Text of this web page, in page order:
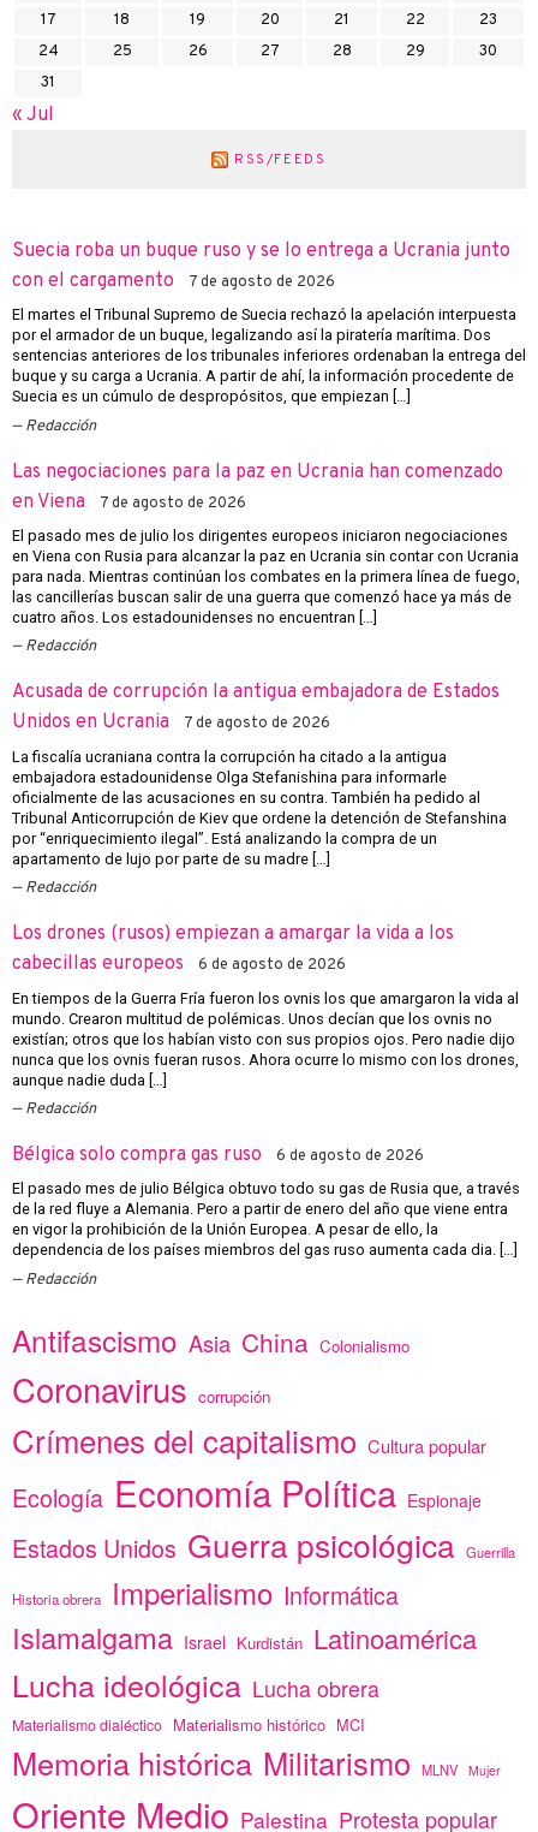
17
18 19 20 21 22
23
24
25 26 27 28 29
30
31
« Jul
RSS/FEEDS
Suecia roba un buque ruso y se lo entrega a Ucrania junto
con el cargamento
7 de agosto de 2026
El martes el Tribunal Supremo de Suecia rechazó la apelación interpuesta
por el armador de un buque, legalizando así la piratería marítima. Dos
sentencias anteriores de los tribunales inferiores ordenaban la entrega del
buque y su carga a Ucrania. A partir de ahí, la información procedente de
Suecia es un cúmulo de despropósitos, que empiezan […]
Redacción
Las negociaciones para la paz en Ucrania han comenzado
en Viena
7 de agosto de 2026
El pasado mes de julio los dirigentes europeos iniciaron negociaciones
en Viena con Rusia para alcanzar la paz en Ucrania sin contar con Ucrania
para nada. Mientras continúan los combates en la primera línea de fuego,
las cancillerías buscan salir de una guerra que comenzó hace ya más de
cuatro años. Los estadounidenses no encuentran […]
Redacción
Acusada de corrupción la antigua embajadora de Estados
Unidos en Ucrania
7 de agosto de 2026
La fiscalía ucraniana contra la corrupción ha citado a la antigua
embajadora estadounidense Olga Stefanishina para informarle
oficialmente de las acusaciones en su contra. También ha pedido al
Tribunal Anticorrupción de Kiev que ordene la detención de Stefanshina
por “enriquecimiento ilegal”. Está analizando la compra de un
apartamento de lujo por parte de su madre […]
Redacción
Los drones (rusos) empiezan a amargar la vida a los
cabecillas europeos
6 de agosto de 2026
En tiempos de la Guerra Fría fueron los ovnis los que amargaron la vida al
mundo. Crearon multitud de polémicas. Unos decían que los ovnis no
existían; otros que los habían visto con sus propios ojos. Pero nadie dijo
nunca que los ovnis fueran rusos. Ahora ocurre lo mismo con los drones,
aunque nadie duda […]
Redacción
Bélgica solo compra gas ruso 6 de agosto de 2026
El pasado mes de julio Bélgica obtuvo todo su gas de Rusia que, a través
de la red fluye a Alemania. Pero a partir de enero del año que viene entra
en vigor la prohibición de la Unión Europea. A pesar de ello, la
dependencia de los países miembros del gas ruso aumenta cada dia. […]
Redacción
Antifascismo Asia China Colonialismo
Coronavirus corrupción
Crímenes del capitalismo Cultura popular
Ecología Economía Política Espionaje
Estados Unidos Guerra psicológica Guerrilla
Historia obrera Imperialismo Informática
Islamalgama Israel Kurdistán Latinoamérica
Lucha ideológica Lucha obrera
Materialismo dialéctico Materialismo histórico MCI
Memoria histórica Militarismo MLNV Mujer
Oriente Medio Palestina Protesta popular